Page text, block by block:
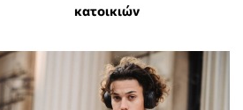
κατοικιών